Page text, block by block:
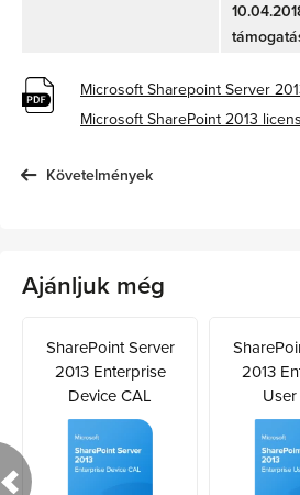
Microsoft Sharepoint Server
Microsoft SharePoint 2013
Követelmények
Ajánljuk még
SharePoint Server
2013 Enterprise
Device CAL
2013